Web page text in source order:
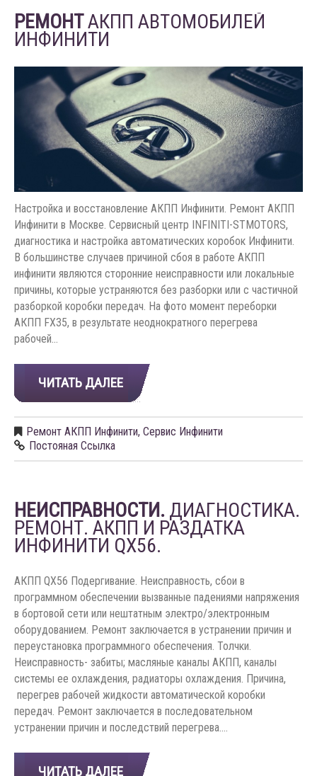
РЕМОНТАКПП АВТОМОБИЛЕЙ
ИНФИНИТИ
Настройка и восстановление АКПП Инфинити. Ремонт АКПП
Инфинити в Москве. Сервисный центр INFINITI-STMOTORS,
диагностика и настройка автоматических коробок Инфинити.
В большинстве случаев причиной сбоя в работе АКПП
инфинити являются сторонние неисправности или локальные
причины, которые устраняются без разборки или с частичной
разборкой коробки передач. На фото момент переборки
АКПП FX35, в результате неоднократного перегрева
рабочей…
ЧИТАТЬ ДАЛЕЕ
Ремонт АКПП Инфинити, Сервис Инфинити
Постояная Ссылка
НЕИСПРАВНОСТИ. ДИАГНОСТИКА.
РЕМОНТ. АКПП И РАЗДАТКА
ИНФИНИТИ QX56.
АКПП QX56 Подергивание. Неисправность, сбои в
программном обеспечении вызванные падениями напряжения
в бортовой сети или нештатным электро/электронным
оборудованием. Ремонт заключается в устранении причин и
переустановка программного обеспечения. Толчки.
Неисправность- забиты; масляные каналы АКПП, каналы
системы ее охлаждения, радиаторы охлаждения. Причина,
перегрев рабочей жидкости автоматической коробки
передач. Ремонт заключается в последовательном
устранении причин и последствий перегрева.…
ЧИТАТЬ ДАЛЕЕ